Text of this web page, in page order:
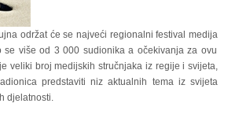
održat će se najveći regionalni festival medija
se više od 3 000 sudionika a očekivanja za ovu
veliki broj medijskih stručnjaka iz regije i svijeta,
predstaviti niz aktualnih tema iz svijeta
djelatnosti.